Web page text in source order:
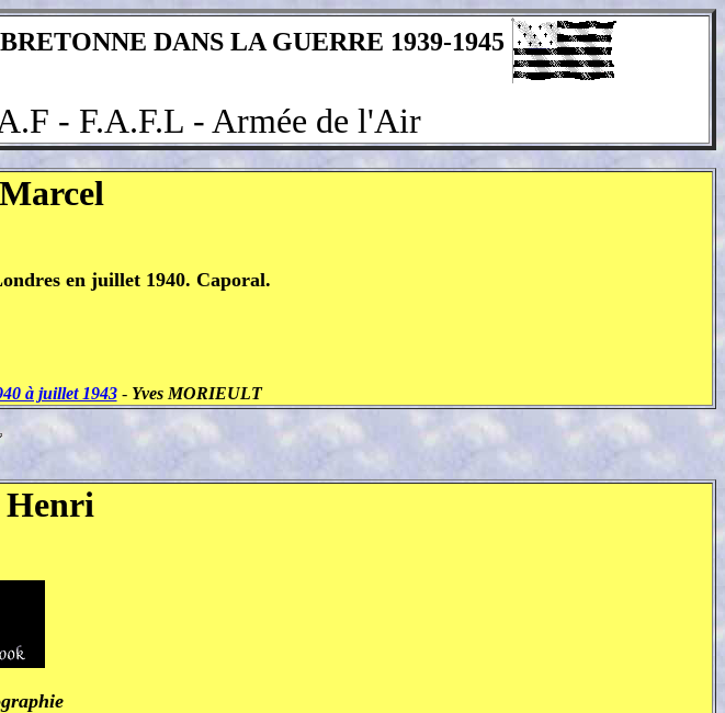
DANS LA GUERRE 1939-1945
- F.A.F.L - Armée de l'Air
en juillet 1940. Caporal.
à juillet 1943- Yves MORIEULT